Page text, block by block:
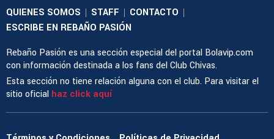
QUIENES SOMOS | STAFF | CONTACTO |
ESCRIBE EN REBAÑO PASIÓN
Rebaño Pasión es una sección especial del portal Bolavip.com
con información destinada a los fans del Club Chivas.
Esta sección no tiene relación alguna con el club. Para visitar el
sitio oficial haz click aquí